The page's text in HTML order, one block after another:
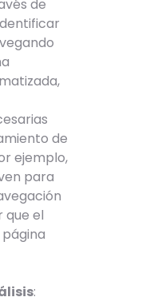
de
de
ejemplo,
para
que el
: